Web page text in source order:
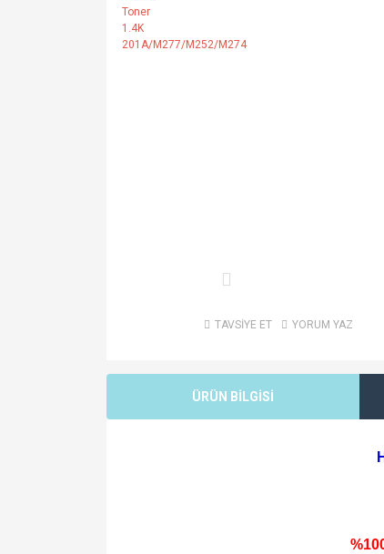
TAVSİYE ET YORUM YAZ
ÜRÜN BİLGİSİ